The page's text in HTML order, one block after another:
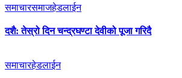
समाचारसमाजहेडलाईन
दशै: तेस्रो दिन चन्द्रघण्टा देवीको पूजा गरिदै
समाचारहेडलाईन